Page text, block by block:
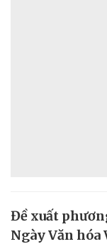
Đề xuất
Ngày Văn hóa